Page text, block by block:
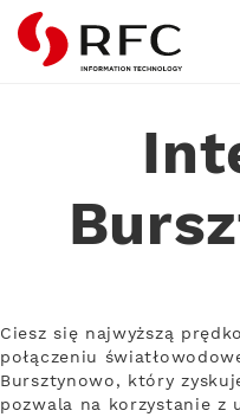
RFC
Ciesz się najwyższą
połączeniu
Bursztynowo, który
pozwala na korzystanie z